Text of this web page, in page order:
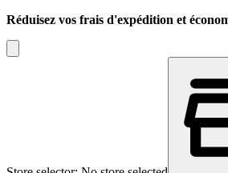
Réduisez vos frais d'expédition et